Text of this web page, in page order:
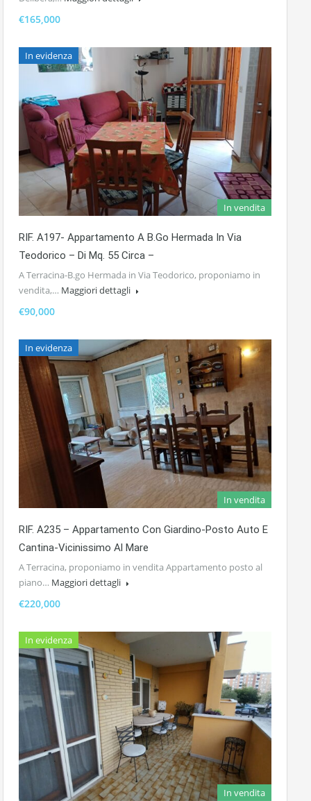
€165,000
In evidenza
In vendita
RIF. A197- Appartamento A B.go Hermada In Via
Teodorico – Di Mq. 55 Circa –
A Terracina-B.go Hermada in Via Teodorico, proponiamo in
vendita,… Maggiori dettagli
€90,000
In evidenza
In vendita
RIF. A235 – Appartamento Con Giardino-Posto Auto E
Cantina-Vicinissimo Al Mare
A Terracina, proponiamo in vendita Appartamento posto al
piano… Maggiori dettagli
€220,000
In evidenza
In vendita